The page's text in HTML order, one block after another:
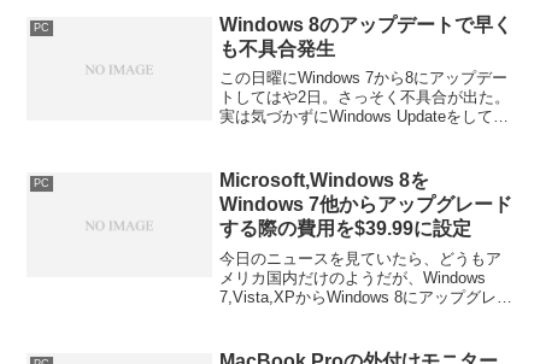
ッテリー充電状態の管理機能があり、フ
ル充電...
PC
Windows 8のアップデートで早く
も不具合発生
この日曜にWindows 7から8にアップデー
トしてはや2日。さっそく不具合が出た。
実は気づかずにWindows Updateをしてし
選ぶと、導入時に現れていたアプリの
一...
PC
Microsoft,Windows 8を
Windows 7他からアップグレード
する際の費用を$39.99に設定
今日のニュースを見ていたら、どうもア
メリカ国内だけのようだが、Windows
7,Vista,XPからWindows 8にアップグレー
る。それもWindows 8...